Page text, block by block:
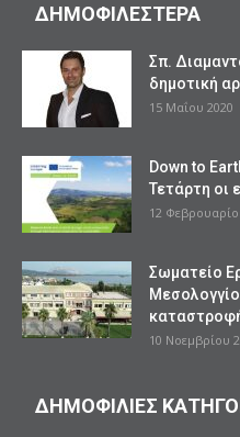
ΔΗΜΟΦΙΛΕΣΤΕΡΑ
Σπ.
δημοτική
15 Μαΐου 2020
Down to
Τετάρτη οι
12
Σωματείο
10 Νοεμβρίου
ΔΗΜΟΦΙΛΙΕΣ